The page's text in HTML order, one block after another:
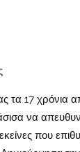
τα 17 χρόνια
να
που